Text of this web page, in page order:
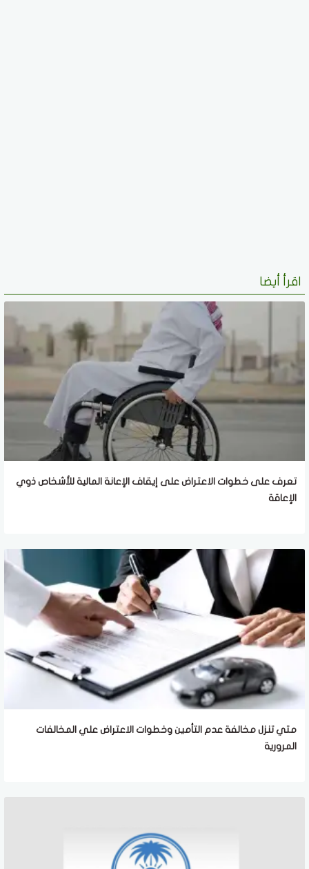
اقرأ أيضا
تعرف على خطوات الاعتراض على إيقاف الإعانة المالية للأشخاص ذوي
الإعاقة
متي تنزل مخالفة عدم التأمين وخطوات الاعتراض علي المخالفات
المرورية